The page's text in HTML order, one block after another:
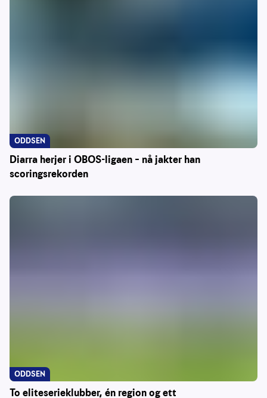
Diarra herjer i OBOS-ligaen – nå jakter han
scoringsrekorden
ODDSEN
To eliteserieklubber, én region og ett
ODDSEN